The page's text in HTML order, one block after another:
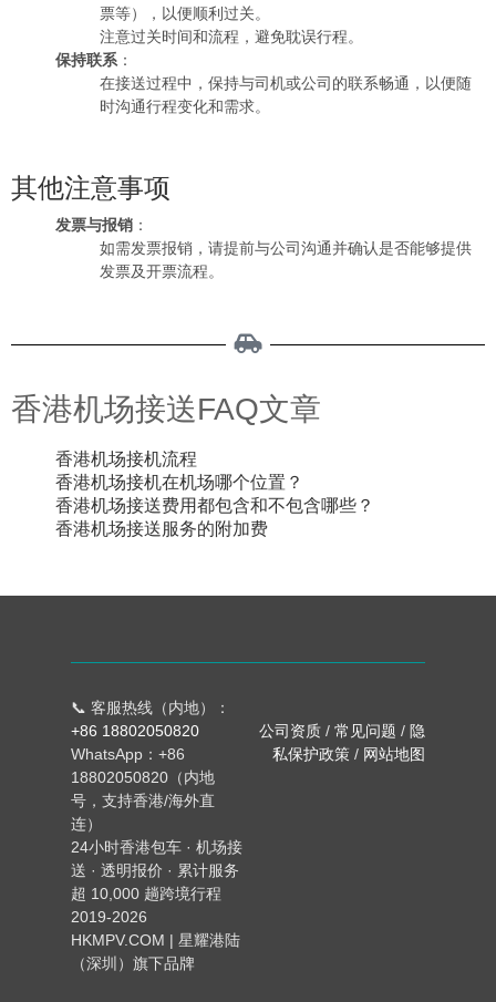
票等），以便顺利过关。
注意过关时间和流程，避免耽误行程。
保持联系 ：
在接送过程中，保持与司机或公司的联系畅通，以便随
时沟通行程变化和需求。
其他注意事项
发票与报销 ：
如需发票报销，请提前与公司沟通并确认是否能够提供
发票及开票流程。
香港机场接送FAQ文章
香港机场接机流程
香港机场接机在机场哪个位置？
香港机场接送费用都包含和不包含哪些？
香港机场接送服务的附加费
📞 客服热线（内地）：
+86 18802050820
WhatsApp：+86
18802050820（内地
号，支持香港/海外直
连）
24小时香港包车 · 机场接
送 · 透明报价 · 累计服务
超 10,000 趟跨境行程
2019-2026
HKMPV.COM | 星耀港陆
（深圳）旗下品牌
公司资质 / 常见问题 / 隐
私保护政策 / 网站地图